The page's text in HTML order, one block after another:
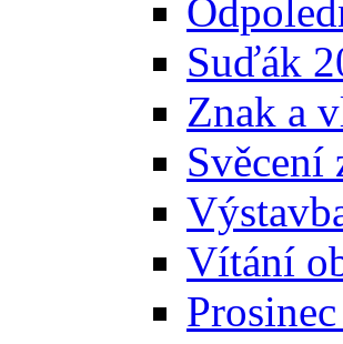
Suďák
Znak a
Svěcení
Vítání